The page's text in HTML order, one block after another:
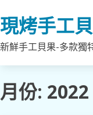
to
content
現烤手工
新鮮手工貝果-多款獨
月份: 2022